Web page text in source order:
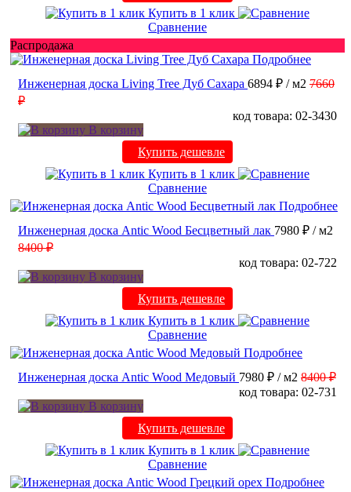
Купить в 1 клик
Сравнение
Распродажа
Подробнее
Инженерная доска Living Tree Дуб Сахара 6894 ₽ / м2 7660
₽
код товара: 02-3430
В корзину
Купить дешевле
Купить в 1 клик
Сравнение
Подробнее
Инженерная доска Antic Wood Бесцветный лак 7980 ₽ / м2
8400 ₽
код товара: 02-722
В корзину
Купить дешевле
Купить в 1 клик
Сравнение
Подробнее
Инженерная доска Antic Wood Медовый 7980 ₽ / м2 8400 ₽
код товара: 02-731
В корзину
Купить дешевле
Купить в 1 клик
Сравнение
Подробнее